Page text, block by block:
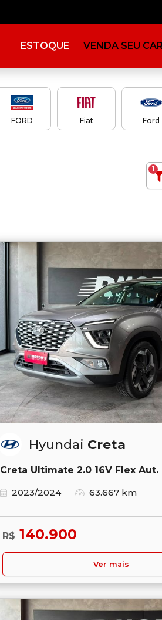
ESTOQUE VENDA SEU
FORD Fiat Ford
1
Hyundai Creta
Creta Ultimate 2.0 16V Flex Aut.
2023/2024
63.667 km
R$ 140.900
Ver mais